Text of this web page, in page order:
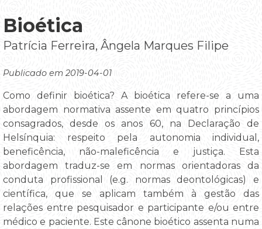
Bioética
Patrícia Ferreira, Ângela Marques Filipe
Publicado em 2019-04-01
Como definir bioética? A bioética refere-se a uma
abordagem normativa assente em quatro princípios
consagrados, desde os anos 60, na Declaração de
Helsínquia: respeito pela autonomia individual,
beneficência, não-maleficência e justiça. Esta
abordagem traduz-se em normas orientadoras da
conduta profissional (e.g. normas deontológicas) e
científica, que se aplicam também à gestão das
relações entre pesquisador e participante e/ou entre
médico e paciente. Este cânone bioético assenta numa